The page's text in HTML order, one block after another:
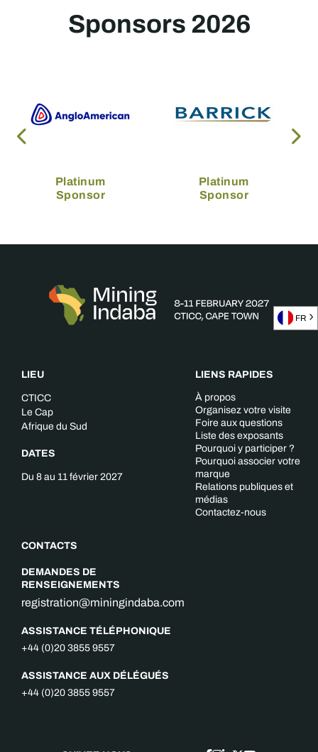
Sponsors 2026
Platinum
Sponsor
Platinum
Sponsor
LIEU
CTICC
Le Cap
Afrique du Sud
DATES
Du 8 au 11 février 2027
CONTACTS
DEMANDES DE
RENSEIGNEMENTS
registration@miningindaba.com
ASSISTANCE TÉLÉPHONIQUE
+44 (0)20 3855 9557
ASSISTANCE AUX DÉLÉGUÉS
+44 (0)20 3855 9557
LIENS RAPIDES
À propos
Organisez votre visite
Foire aux questions
Liste des exposants
Pourquoi y participer ?
Pourquoi associer votre
marque
Relations publiques et
médias
Contactez-nous
FR